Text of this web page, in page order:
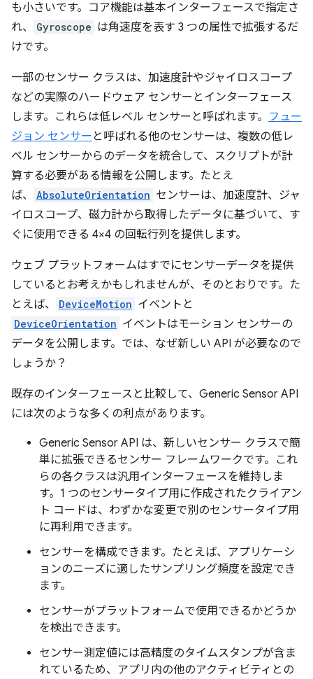
も小さいです。コア機能は基本インターフェースで指定さ
れ、
Gyroscope は角速度を表す 3 つの属性で拡張するだ
けです。
一部のセンサー クラスは、加速度計やジャイロスコープ
などの実際のハードウェア センサーとインターフェース
します。これらは低レベル センサーと呼ばれます。 フュー
ジョン センサー と呼ばれる他のセンサーは、複数の低レ
ベル センサーからのデータを統合して、スクリプトが計
算する必要がある情報を公開します。たとえ
ば、
AbsoluteOrientation センサーは、加速度計、ジャ
イロスコープ、磁力計から取得したデータに基づいて、す
ぐに使用できる 4×4 の回転行列を提供します。
ウェブ プラットフォームはすでにセンサーデータを提供
しているとお考えかもしれませんが、そのとおりです。た
とえば、
DeviceMotion イベントと
DeviceOrientation イベントはモーション センサーの
データを公開します。では、なぜ新しい API が必要なので
しょうか？
既存のインターフェースと比較して、Generic Sensor API
には次のような多くの利点があります。
Generic Sensor API は、新しいセンサー クラスで簡
単に拡張できるセンサー フレームワークです。これ
らの各クラスは汎用インターフェースを維持しま
す。1 つのセンサータイプ用に作成されたクライアン
ト コードは、わずかな変更で別のセンサータイプ用
に再利用できます。
センサーを構成できます。たとえば、アプリケーシ
ョンのニーズに適したサンプリング頻度を設定でき
ます。
センサーがプラットフォームで使用できるかどうか
を検出できます。
センサー測定値には高精度のタイムスタンプが含ま
れているため、アプリ内の他のアクティビティとの